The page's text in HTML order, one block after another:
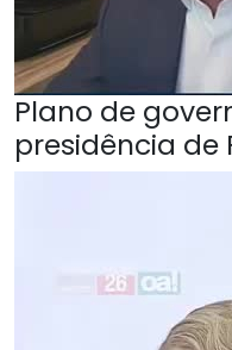
Plano de
presidência de